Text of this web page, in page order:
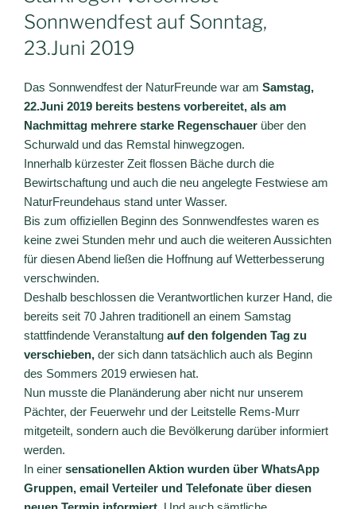
Sonnwendfest auf Sonntag,
23.Juni 2019
Das Sonnwendfest der NaturFreunde war am Samstag,
22.Juni 2019 bereits bestens vorbereitet, als am
Nachmittag mehrere starke Regenschauer über den
Schurwald und das Remstal hinwegzogen.
Innerhalb kürzester Zeit flossen Bäche durch die
Bewirtschaftung und auch die neu angelegte Festwiese am
NaturFreundehaus stand unter Wasser.
Bis zum offiziellen Beginn des Sonnwendfestes waren es
keine zwei Stunden mehr und auch die weiteren Aussichten
für diesen Abend ließen die Hoffnung auf Wetterbesserung
verschwinden.
Deshalb beschlossen die Verantwortlichen kurzer Hand, die
bereits seit 70 Jahren traditionell an einem Samstag
stattfindende Veranstaltung auf den folgenden Tag zu
verschieben, der sich dann tatsächlich auch als Beginn
des Sommers 2019 erwiesen hat.
Nun musste die Planänderung aber nicht nur unserem
Pächter, der Feuerwehr und der Leitstelle Rems-Murr
mitgeteilt, sondern auch die Bevölkerung darüber informiert
werden.
In einer sensationellen Aktion wurden über WhatsApp
Gruppen, email Verteiler und Telefonate über diesen